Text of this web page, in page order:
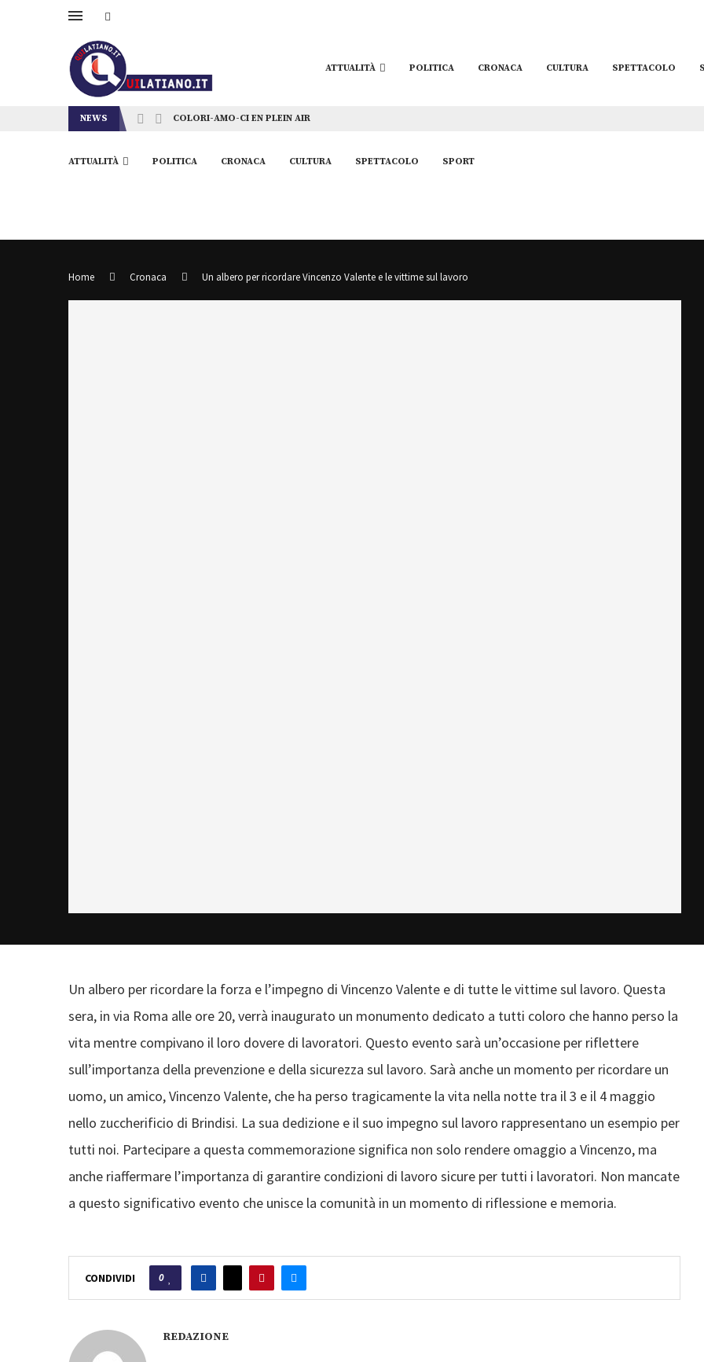
ATTUALITÀ POLITICA CRONACA CULTURA SPETTACOLO
NEWS COLORI-AMO-CI EN PLEIN AIR
ATTUALITÀ POLITICA CRONACA CULTURA SPETTACOLO SPORT
Home Cronaca Un albero per ricordare Vincenzo Valente e le vittime sul lavoro
Un albero per ricordare la forza e l’impegno di Vincenzo Valente e di tutte le vittime sul lavoro. Questa
sera, in via Roma alle ore 20, verrà inaugurato un monumento dedicato a tutti coloro che hanno perso la
vita mentre compivano il loro dovere di lavoratori. Questo evento sarà un’occasione per riflettere
sull’importanza della prevenzione e della sicurezza sul lavoro. Sarà anche un momento per ricordare un
uomo, un amico, Vincenzo Valente, che ha perso tragicamente la vita nella notte tra il 3 e il 4 maggio
nello zuccherificio di Brindisi. La sua dedizione e il suo impegno sul lavoro rappresentano un esempio per
tutti noi. Partecipare a questa commemorazione significa non solo rendere omaggio a Vincenzo, ma
anche riaffermare l’importanza di garantire condizioni di lavoro sicure per tutti i lavoratori. Non mancate
a questo significativo evento che unisce la comunità in un momento di riflessione e memoria.
CONDIVIDI 0
REDAZIONE